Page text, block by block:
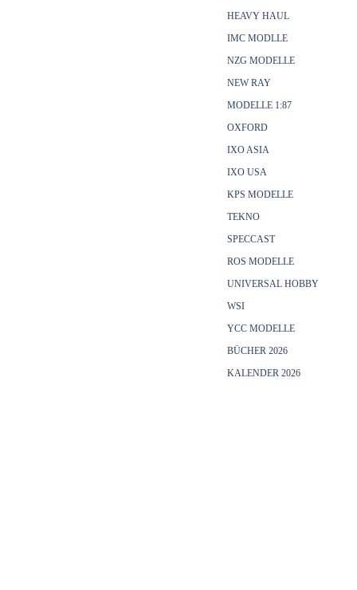
HEAVY HAUL
IMC MODLLE
NZG MODELLE
NEW RAY
MODELLE 1:87
OXFORD
IXO ASIA
IXO USA
KPS MODELLE
TEKNO
SPECCAST
ROS MODELLE
UNIVERSAL HOBBY
WSI
YCC MODELLE
BÜCHER 2026
KALENDER 2026